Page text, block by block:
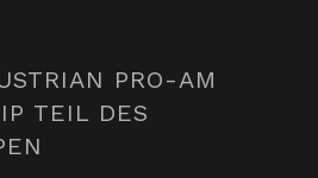
PRO-AM
TEIL DES